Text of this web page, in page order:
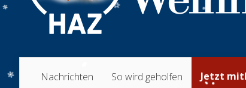
Nachrichten So wird geholfen Jetzt